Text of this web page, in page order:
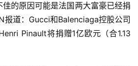
的原因可能是法国两大富豪已经捐
报道：Gucci和Balenciaga控股公司
Pinault将捐赠1亿欧元（合1.13